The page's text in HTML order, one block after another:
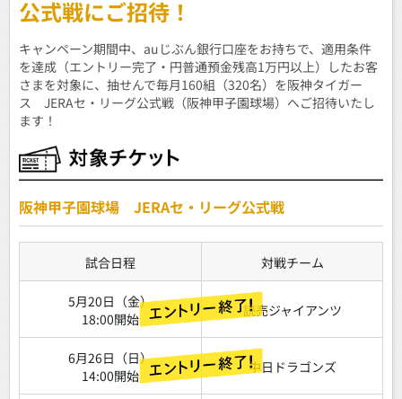
公式戦にご招待！
キャンペーン期間中、auじぶん銀行口座をお持ちで、適用条件
を達成（エントリー完了・円普通預金残高1万円以上）したお客
さまを対象に、抽せんで毎月160組（320名）を阪神タイガー
ス JERAセ・リーグ公式戦（阪神甲子園球場）へご招待いたし
ます！
阪神甲子園球場 JERAセ・リーグ公式戦
試合日程 対戦チーム
5月20日（金）
18:00開始
読売ジャイアンツ
6月26日（日）
14:00開始
中日ドラゴンズ